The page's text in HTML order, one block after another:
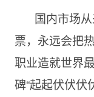
国内市场
票，永远会把
职业造就世界
碑“起起伏伏伏